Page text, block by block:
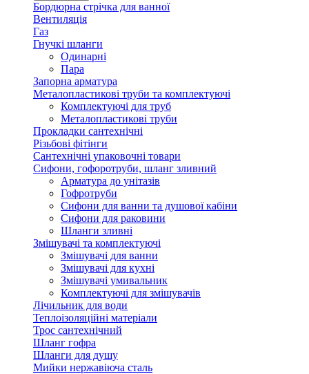
Бордюрна стрічка для ванної
Вентиляція
Газ
Гнучкі шланги
Одинарні
Пара
Запорна арматура
Металопластикові труби та комплектуючі
Комплектуючі для труб
Металопластикові труби
Прокладки сантехнічні
Різьбові фітінги
Сантехнічні упаковочні товари
Сифони, гофоротруби, шланг зливний
Арматура до унітазів
Гофротруби
Сифони для ванни та душової кабіни
Сифони для раковини
Шланги зливні
Змішувачі та комплектуючі
Змішувачі для ванни
Змішувачі для кухні
Змішувачі умивальник
Комплектуючі для змішувачів
Лічильник для води
Теплоізоляційні матеріали
Трос сантехнічний
Шланг гофра
Шланги для душу
Мийки нержавіюча сталь